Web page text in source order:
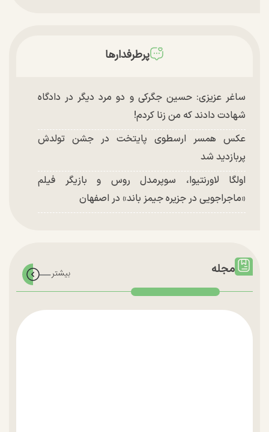
پرطرفدارها
ساغر عزیزی: حسین جگرکی و دو مرد دیگر در دادگاه
شهادت دادند که من زنا کردم!
عکس همسر ارسطوی پایتخت در جشن تولدش
پربازدید شد
اولگا لاورنتیوا، سوپرمدل روس و بازیگر فیلم
«ماجراجویی در جزیره جیمز باند» در اصفهان
مجله